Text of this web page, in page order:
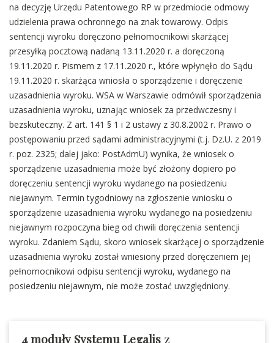
na decyzję Urzędu Patentowego RP w przedmiocie odmowy
udzielenia prawa ochronnego na znak towarowy. Odpis
sentencji wyroku doręczono pełnomocnikowi skarżącej
przesyłką pocztową nadaną 13.11.2020 r. a doręczoną
19.11.2020 r. Pismem z 17.11.2020 r., które wpłynęło do Sądu
19.11.2020 r. skarżąca wniosła o sporządzenie i doręczenie
uzasadnienia wyroku. WSA w Warszawie odmówił sporządzenia
uzasadnienia wyroku, uznając wniosek za przedwczesny i
bezskuteczny. Z art. 141 § 1 i 2 ustawy z 30.8.2002 r. Prawo o
postępowaniu przed sądami administracyjnymi (t.j. Dz.U. z 2019
r. poz. 2325; dalej jako: PostAdmU) wynika, że wniosek o
sporządzenie uzasadnienia może być złożony dopiero po
doręczeniu sentencji wyroku wydanego na posiedzeniu
niejawnym. Termin tygodniowy na zgłoszenie wniosku o
sporządzenie uzasadnienia wyroku wydanego na posiedzeniu
niejawnym rozpoczyna bieg od chwili doręczenia sentencji
wyroku. Zdaniem Sądu, skoro wniosek skarżącej o sporządzenie
uzasadnienia wyroku został wniesiony przed doręczeniem jej
pełnomocnikowi odpisu sentencji wyroku, wydanego na
posiedzeniu niejawnym, nie może zostać uwzględniony.
4moduły Systemu Legalis z